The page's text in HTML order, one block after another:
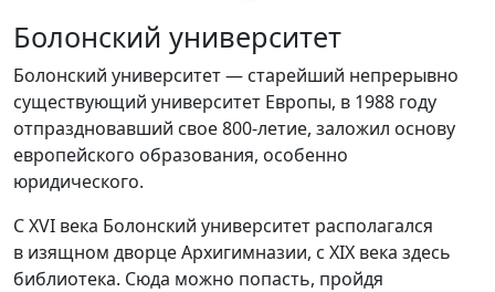
Болонский университет
Болонский университет — старейший непрерывно
существующий университет Европы, в 1988 году
отпраздновавший свое 800-летие, заложил основу
европейского образования, особенно
юридического.
С XVI века Болонский университет располагался
в изящном дворце Архигимназии, с XIX века здесь
библиотека. Сюда можно попасть, пройдя